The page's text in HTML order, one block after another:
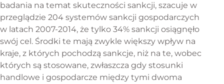
badania na temat skuteczności sankcji, szacuje w
przeglądzie 204 systemów sankcji gospodarczych
w latach 2007-2014, że tylko 34% sankcji osiągnęło
swój cel. Środki te mają zwykle większy wpływ na
kraje, z których pochodzą sankcje, niż na te, wobec
których są stosowane, zwłaszcza gdy stosunki
handlowe i gospodarcze między tymi dwoma